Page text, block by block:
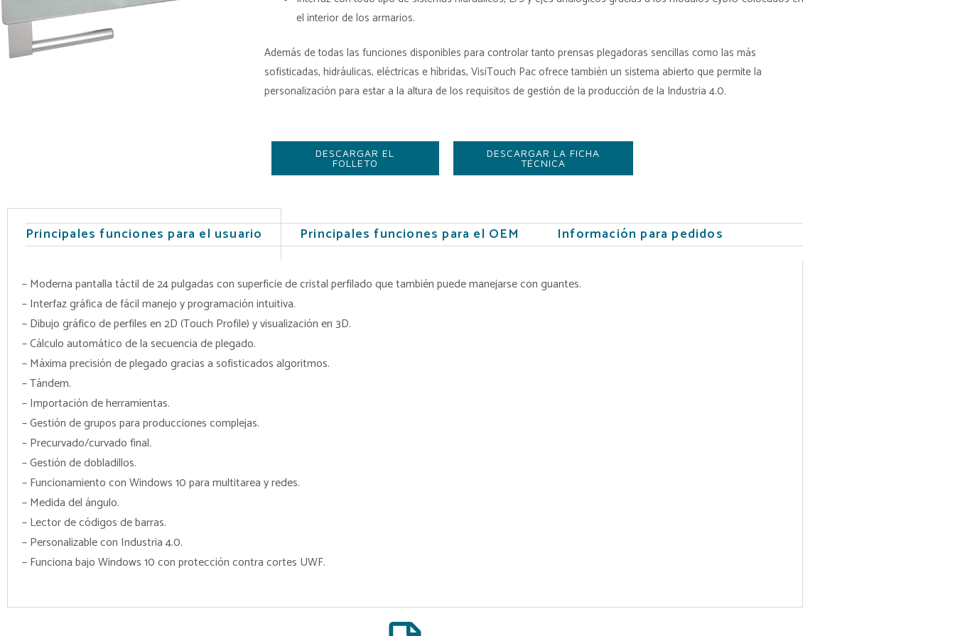
el interior de los armarios.
Además de todas las funciones disponibles para controlar tanto prensas plegadoras sencillas como las más
sofisticadas, hidráulicas, eléctricas e híbridas, VisiTouch Pac ofrece también un sistema abierto que permite la
personalización para estar a la altura de los requisitos de gestión de la producción de la Industria 4.0.
DESCARGAR EL
FOLLETO
DESCARGAR LA FICHA
TÉCNICA
Principales funciones para el usuario Principales funciones para el OEM Información para pedidos
– Moderna pantalla táctil de 24 pulgadas con superficie de cristal perfilado que también puede manejarse con guantes.
– Interfaz gráfica de fácil manejo y programación intuitiva.
– Dibujo gráfico de perfiles en 2D (Touch Profile) y visualización en 3D.
– Cálculo automático de la secuencia de plegado.
– Máxima precisión de plegado gracias a sofisticados algoritmos.
– Tándem.
– Importación de herramientas.
– Gestión de grupos para producciones complejas.
– Precurvado/curvado final.
– Gestión de dobladillos.
– Funcionamiento con Windows 10 para multitarea y redes.
– Medida del ángulo.
– Lector de códigos de barras.
– Personalizable con Industria 4.0.
– Funciona bajo Windows 10 con protección contra cortes UWF.